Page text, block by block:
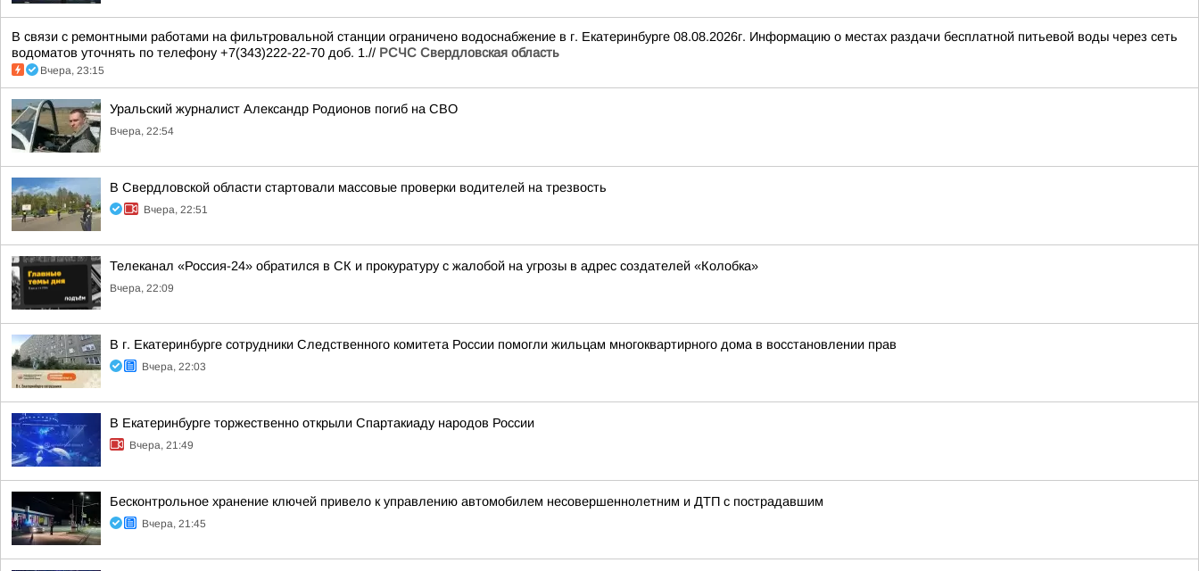
В связи с ремонтными работами на фильтровальной станции ограничено водоснабжение в г. Екатеринбурге 08.08.2026г. Информацию о местах раздачи бесплатной питьевой воды через сеть
водоматов уточнять по телефону +7(343)222-22-70 доб. 1.// РСЧС Свердловская область
Вчера, 23:15
Уральский журналист Александр Родионов погиб на СВО
Вчера, 22:54
В Свердловской области стартовали массовые проверки водителей на трезвость
Вчера, 22:51
Телеканал «Россия-24» обратился в СК и прокуратуру с жалобой на угрозы в адрес создателей «Колобка»
Вчера, 22:09
В г. Екатеринбурге сотрудники Следственного комитета России помогли жильцам многоквартирного дома в восстановлении прав
Вчера, 22:03
В Екатеринбурге торжественно открыли Спартакиаду народов России
Вчера, 21:49
Бесконтрольное хранение ключей привело к управлению автомобилем несовершеннолетним и ДТП с пострадавшим
Вчера, 21:45